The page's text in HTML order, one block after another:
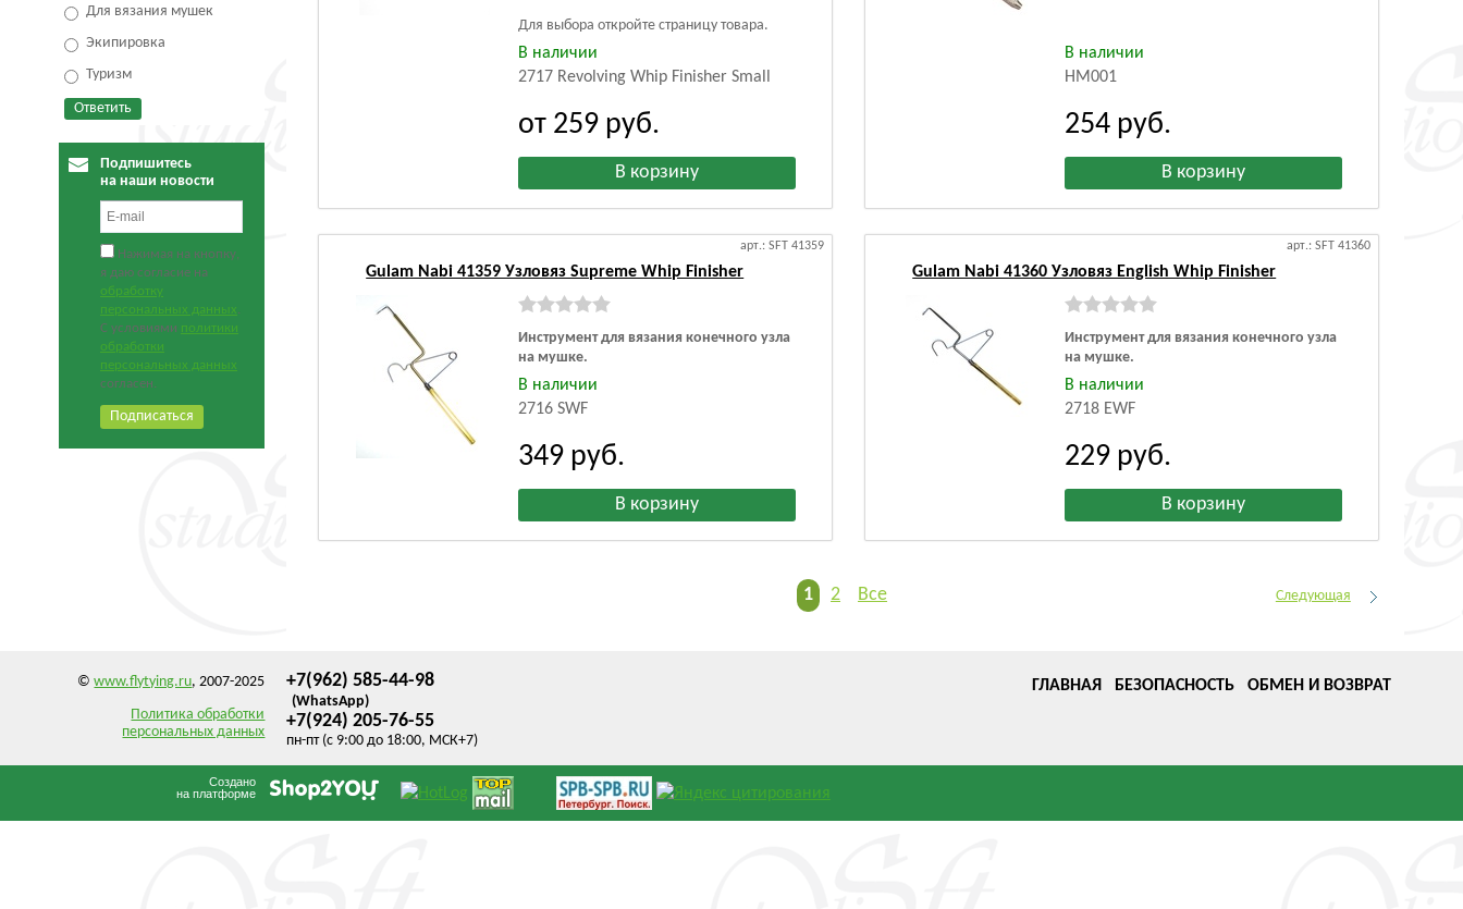
Для вязания мушек
Экипировка
Туризм
Подпишитесь
на наши новости
Нажимая на кнопку,
я даю согласие на
обработку
персональных данных.
С условиями политики
обработки
персональных данных
согласен.
Для выбора откройте страницу товара.
В наличии
2717 Revolving Whip Finisher Small
от 259 руб.
В наличии
HM001
254 руб.
арт.: SFT 41359
Gulam Nabi 41359 Узловяз Supreme Whip Finisher
Инструмент для вязания конечного узла
на мушке.
В наличии
2716 SWF
349 руб.
арт.: SFT 41360
Gulam Nabi 41360 Узловяз English Whip Finisher
Инструмент для вязания конечного узла
на мушке.
В наличии
2718 EWF
229 руб.
1 2 Все Следующая
©www.flytying.ru, 2007-2025
Политика обработки
персональных данных
+7(962) 585-44-98
(WhatsApp)
+7(924) 205-76-55
пн-пт (с 9:00 до 18:00, МСК+7)
ГЛАВНАЯ БЕЗОПАСНОСТЬ ОБМЕН И ВОЗВРАТ
Создано
на платформе